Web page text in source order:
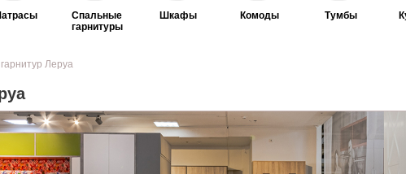
Спальные
гарнитуры
Шкафы Комоды Тумбы
Леруа